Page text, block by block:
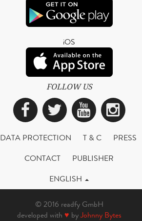
iOS
FOLLOW US
Facebook
Twitter
DATA PROTECTION T & C
PRESS
CONTACT
PUBLISHER
ENGLISH
© 2016 readfy GmbH
developed with ♥ byJohnny Bytes